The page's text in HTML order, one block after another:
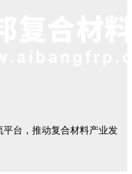
台，推动复合材料产业发